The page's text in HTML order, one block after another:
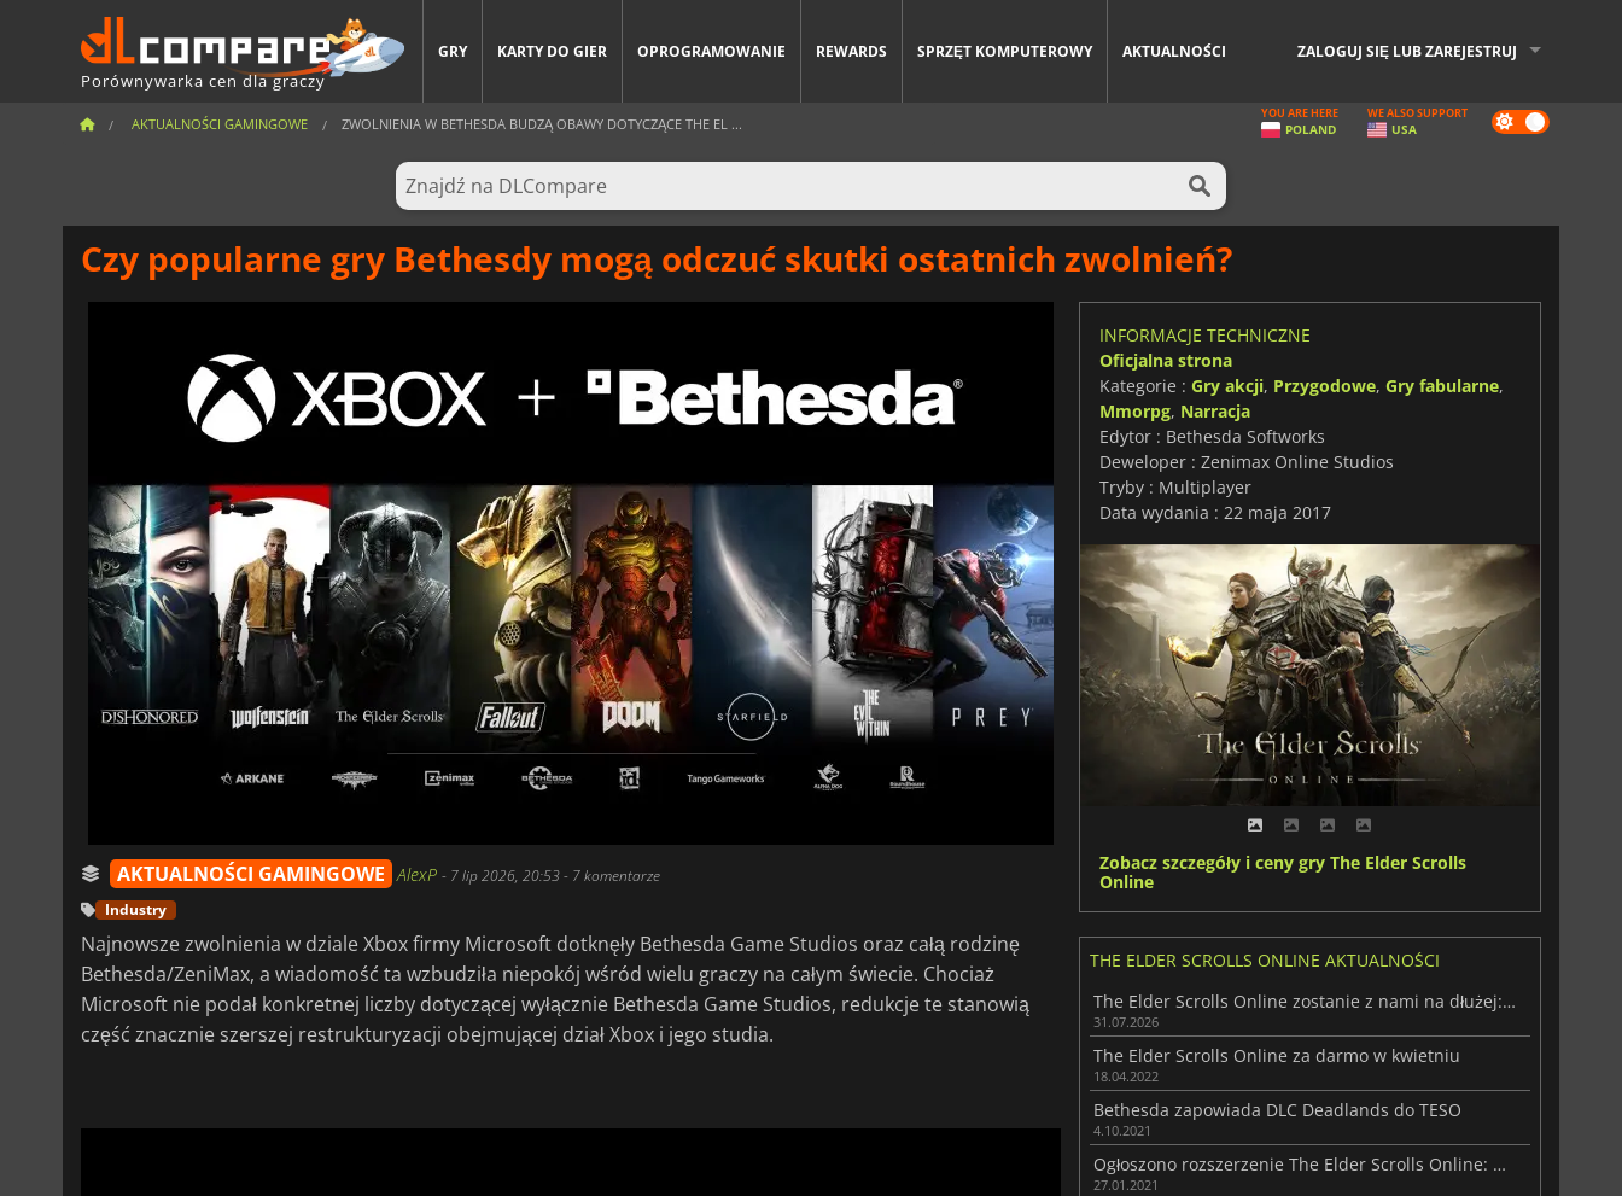
Porównywarka cen dla graczy
GRY KARTY DO GIER OPROGRAMOWANIE REWARDS SPRZĘT KOMPUTEROWY AKTUALNOŚCI ZALOGUJ SIĘ LUB ZAREJESTRUJ
AKTUALNOŚCI GAMINGOWE ZWOLNIENIA W BETHESDA BUDZĄ OBAWY DOTYCZĄCE THE EL ... Dark
mode
YOU ARE HERE
POLAND
WE ALSO SUPPORT
USA
Czy popularne gry Bethesdy mogą odczuć skutki ostatnich zwolnień?
AKTUALNOŚCI GAMINGOWE AlexP - 7 lip 2026, 20:53- 7 komentarze
Industry
Najnowsze zwolnienia w dziale Xbox firmy Microsoft dotknęły Bethesda Game Studios oraz całą rodzinę
Bethesda/ZeniMax, a wiadomość ta wzbudziła niepokój wśród wielu graczy na całym świecie. Chociaż
Microsoft nie podał konkretnej liczby dotyczącej wyłącznie Bethesda Game Studios, redukcje te stanowią
część znacznie szerszej restrukturyzacji obejmującej dział Xbox i jego studia.
INFORMACJE TECHNICZNE
Oficjalna strona
Kategorie : Gry akcji, Przygodowe, Gry fabularne,
Mmorpg, Narracja
Edytor : Bethesda Softworks
Deweloper : Zenimax Online Studios
Tryby : Multiplayer
Data wydania : 22 maja 2017
Zobacz szczegóły i ceny gry The Elder Scrolls
Online
THE ELDER SCROLLS ONLINE AKTUALNOŚCI
The Elder Scrolls Online zostanie z nami na dłużej: twierdzi Nick Giacomini
31.07.2026
The Elder Scrolls Online za darmo w kwietniu
18.04.2022
Bethesda zapowiada DLC Deadlands do TESO
4.10.2021
Ogłoszono rozszerzenie The Elder Scrolls Online: Blackwood
27.01.2021